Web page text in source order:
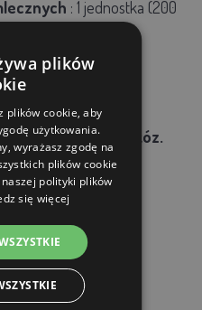
: 1 jednostka (200
poszukujących
systemu doju dla kóz.
plików
plików cookie, aby
użytkowania.
wyrażasz zgodę na
plików cookie
polityki plików
się więcej